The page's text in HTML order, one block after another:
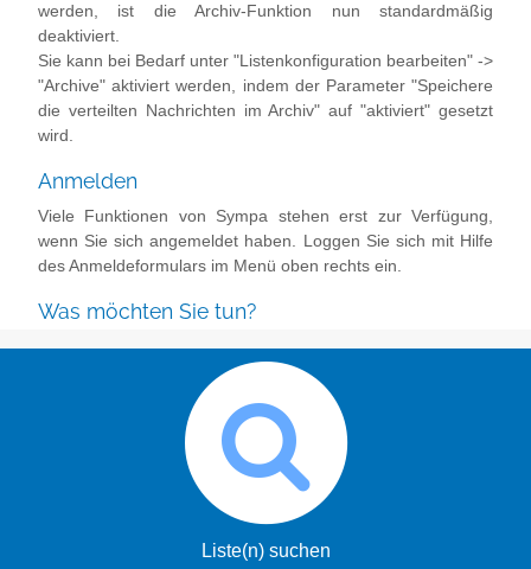
werden, ist die Archiv-Funktion nun standardmäßig
deaktiviert.
Sie kann bei Bedarf unter "Listenkonfiguration bearbeiten" ->
"Archive" aktiviert werden, indem der Parameter "Speichere
die verteilten Nachrichten im Archiv" auf "aktiviert" gesetzt
wird.
Anmelden
Viele Funktionen von Sympa stehen erst zur Verfügung,
wenn Sie sich angemeldet haben. Loggen Sie sich mit Hilfe
des Anmeldeformulars im Menü oben rechts ein.
Was möchten Sie tun?
Liste(n) suchen